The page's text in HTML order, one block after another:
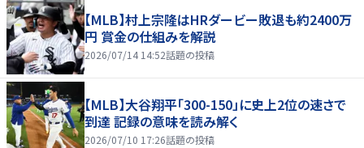
【MLB】村上宗隆はHRダービー敗退も約2400万
円 賞金の仕組みを解説
2026/07/14 14:52話題の投稿
【MLB】大谷翔平「300-150」に史上2位の速さで
到達 記録の意味を読み解く
2026/07/10 17:26話題の投稿